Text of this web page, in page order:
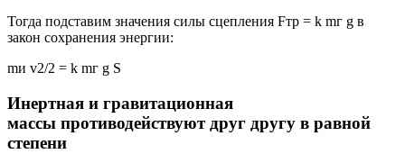
Тогда подставим значения силы сцепления Fтр = k mг g в
закон сохранения энергии:
mи v2/2 = k mг g S
Инертная и гравитационная
массы противодействуют друг другу в равной
степени